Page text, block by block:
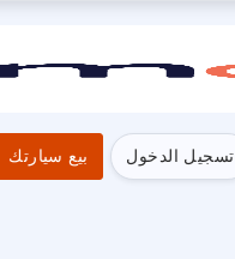
تسجيل الدخول بيع سيارتك